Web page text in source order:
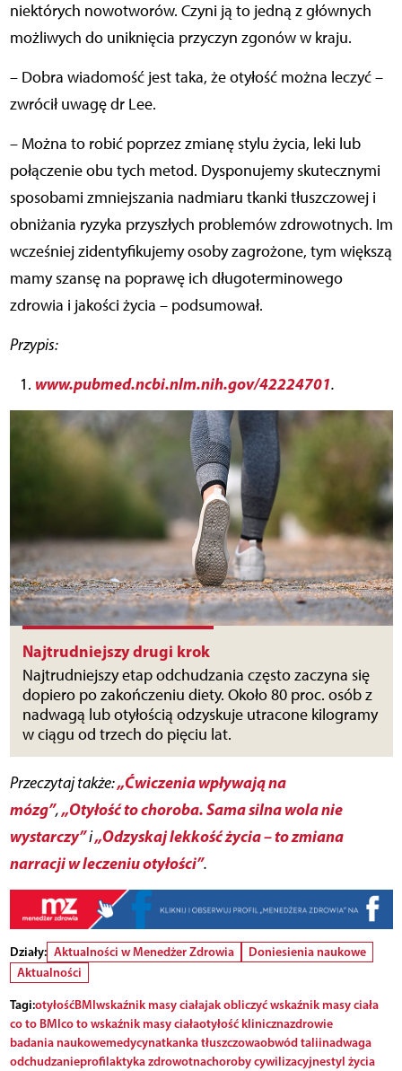
niektórych nowotworów. Czyni ją to jedną z głównych
możliwych do uniknięcia przyczyn zgonów w kraju.
– Dobra wiadomość jest taka, że otyłość można leczyć –
zwrócił uwagę dr Lee.
– Można to robić poprzez zmianę stylu życia, leki lub
połączenie obu tych metod. Dysponujemy skutecznymi
sposobami zmniejszania nadmiaru tkanki tłuszczowej i
obniżania ryzyka przyszłych problemów zdrowotnych. Im
wcześniej zidentyfikujemy osoby zagrożone, tym większą
mamy szansę na poprawę ich długoterminowego
zdrowia i jakości życia – podsumował.
Przypis:
www.pubmed.ncbi.nlm.nih.gov/42224701.
Najtrudniejszy drugi krok
Najtrudniejszy etap odchudzania często zaczyna się
dopiero po zakończeniu diety. Około 80 proc. osób z
nadwagą lub otyłością odzyskuje utracone kilogramy
w ciągu od trzech do pięciu lat.
Przeczytaj także:„Ćwiczenia wpływają na
mózg”,„Otyłość to choroba. Sama silna wola nie
wystarczy”i„Odzyskaj lekkość życia – to zmiana
narracji w leczeniu otyłości”.
Działy: Aktualności w Menedżer Zdrowia
Doniesienia naukowe
Aktualności
Tagi:otyłośćBMIwskaźnik masy ciałajak obliczyć wskaźnik masy ciała
co to BMIco to wskaźnik masy ciałaotyłość klinicznazdrowie
badania naukowemedycynatkanka tłuszczowaobwód taliinadwaga
odchudzanieprofilaktyka zdrowotnachoroby cywilizacyjnestyl życia